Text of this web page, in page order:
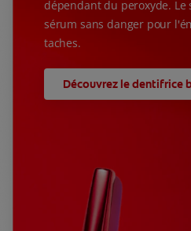
dépendant du peroxyde.
sérum sans danger pour
taches.
Découvrez le dentifrice